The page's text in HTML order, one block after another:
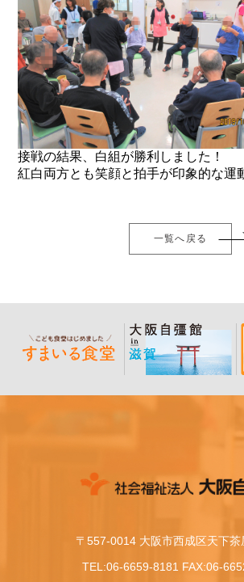
接戦の結果、白組が勝利しました！
紅白両方とも笑顔と拍手が印象的な運
一覧へ戻る
〒557-0014 大阪市西成区天下茶
TEL:06-6659-8181 FAX:06-